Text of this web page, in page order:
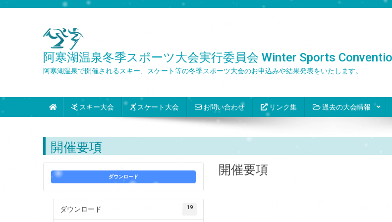
阿寒湖温泉冬季スポーツ大会実行委員会 Winter Sports
阿寒湖温泉で開催されるスキー、スケート等の冬季スポーツ大会のお申込みや結果発表をいたします。
スキー大会 スケート大会 お問い合わせ リンク集 過去の大会情報
開催要項
ダウンロード
ダウンロード 19
開催要項